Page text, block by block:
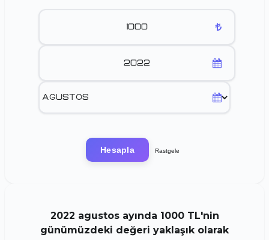
Hesapla Rastgele
2022 agustosayında 1000 TL'nin
günümüzdeki değeri yaklaşık olarak